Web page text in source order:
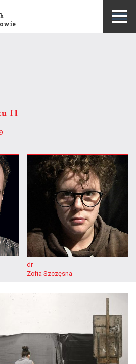
wydziału
Roku
Drzwi
studiów
roku
pracowni
efektów
zakupów
II
dr
Zofia Szczęsna